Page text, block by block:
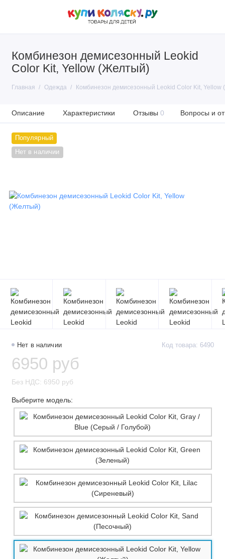
Комбинезон демисезонный Leokid
Color Kit, Yellow (Желтый)
Главная Одежда Комбинезон демисезонный Leokid Color Kit,
Описание Характеристики Отзывы 0 Вопросы и
Популярный
Нет в наличии
Нет в наличии Код товара: 6490
6950 руб
Без НДС: 6950 руб
Выберите модель: